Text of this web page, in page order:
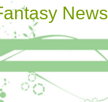
News